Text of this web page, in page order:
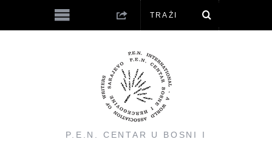
P.E.N. CENTAR U BOSNI I